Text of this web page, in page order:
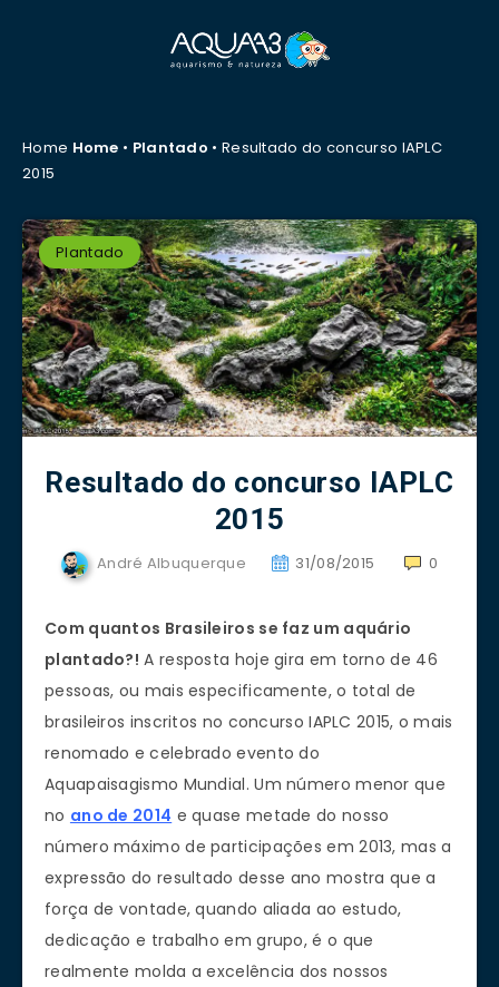
Home Home • Plantado • Resultado do concurso IAPLC
2015
Plantado
Resultado do concurso IAPLC
2015
André Albuquerque 31/08/2015 0
Com quantos Brasileiros se faz um aquário
plantado?! A resposta hoje gira em torno de 46
pessoas, ou mais especificamente, o total de
brasileiros inscritos no concurso IAPLC 2015, o mais
renomado e celebrado evento do
Aquapaisagismo Mundial. Um número menor que
no ano de 2014 e quase metade do nosso
número máximo de participações em 2013, mas a
expressão do resultado desse ano mostra que a
força de vontade, quando aliada ao estudo,
dedicação e trabalho em grupo, é o que
realmente molda a excelência dos nossos